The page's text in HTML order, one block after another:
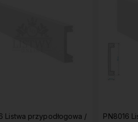
Listwa przypodłogowa /
PN8016